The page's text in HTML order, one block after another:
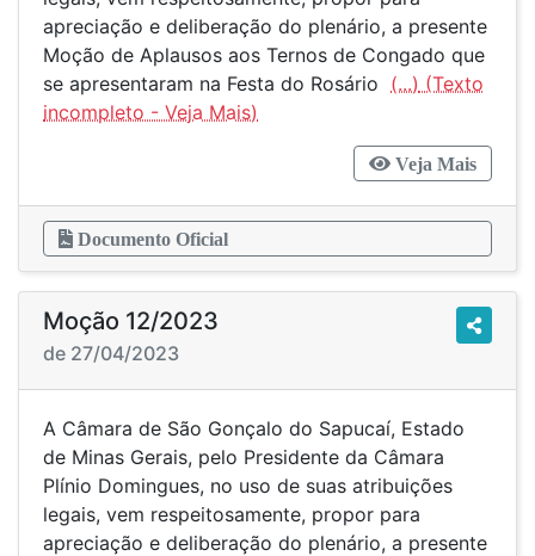
apreciação e deliberação do plenário, a presente
Moção de Aplausos aos Ternos de Congado que
se apresentaram na Festa do Rosário (...)
Veja Mais
Documento Oficial
Moção 12/2023
de 27/04/2023
A Câmara de São Gonçalo do Sapucaí, Estado
de Minas Gerais, pelo Presidente da Câmara
Plínio Domingues, no uso de suas atribuições
legais, vem respeitosamente, propor para
apreciação e deliberação do plenário, a presente